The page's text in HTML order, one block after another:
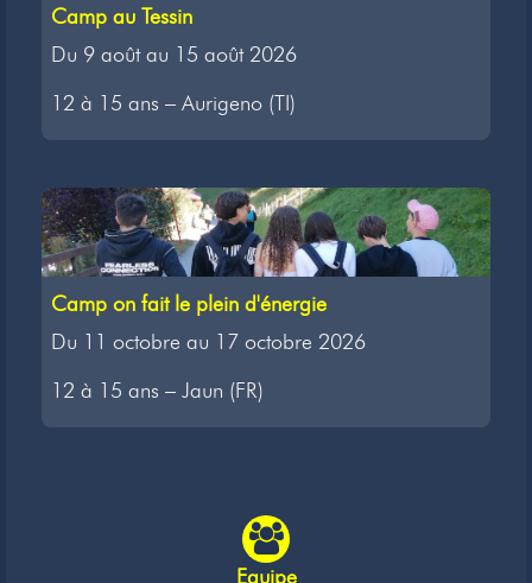
Camp au Tessin
Du 9 août au 15 août 2026
12 à 15 ans – Aurigeno (TI)
Camp on fait le plein d'énergie
Du 11 octobre au 17 octobre 2026
12 à 15 ans – Jaun (FR)
Equipe